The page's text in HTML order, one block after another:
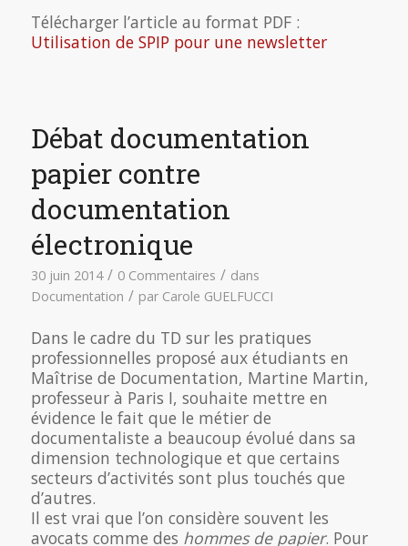
Télécharger l’article au format PDF :
Utilisation de SPIP pour une newsletter
Débat documentation
papier contre
documentation
électronique
30 juin 2014 / 0 Commentaires / dans
Documentation / par Carole GUELFUCCI
Dans le cadre du TD sur les pratiques
professionnelles proposé aux étudiants en
Maîtrise de Documentation, Martine Martin,
professeur à Paris I, souhaite mettre en
évidence le fait que le métier de
documentaliste a beaucoup évolué dans sa
dimension technologique et que certains
secteurs d’activités sont plus touchés que
d’autres.
Il est vrai que l’on considère souvent les
avocats comme des hommes de papier. Pour